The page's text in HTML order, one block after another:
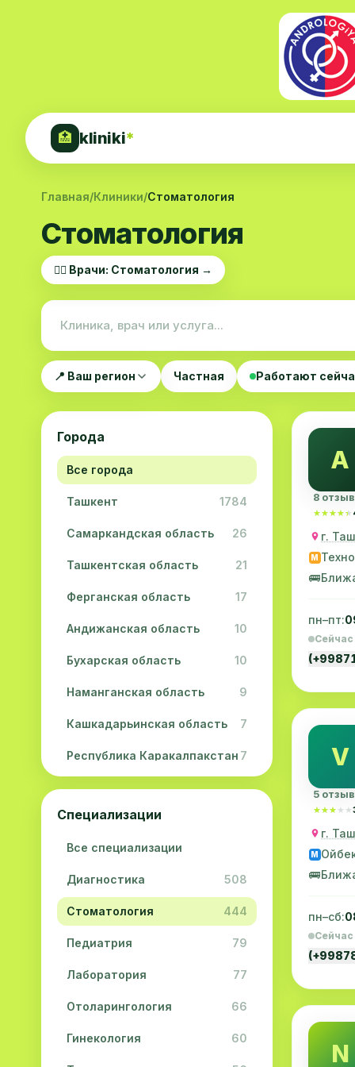
🏥 kliniki*
Главная/Клиники/Стоматология
Стоматология
👨‍⚕️ Врачи: Стоматология →
📍 Ваш регион Частная Работают
Города
Все города
Ташкент 1784
Самаркандская область 26
Ташкентская область 21
Ферганская область 17
Андижанская область 10
Бухарская область 10
Наманганская область 9
Кашкадарьинская область 7
Республика Каракалпакстан 7
Навоийская область 5
Джизакская область
Сурхандарьинская область
Сырдарьинская область 2
Хорезмская область 2
Специализации
Все специализации
Диагностика 508
Стоматология 444
Педиатрия 79
Лаборатория 77
Отоларингология 66
Гинекология 60
A
8
★★★★★
★★★★★
г.
M
🚌
пн–пт:
V
5
★★★★★
★★★★★
г.
M
🚌
пн–сб:
N